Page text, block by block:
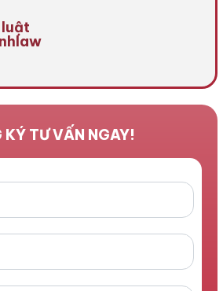
KÝ TƯ VẤN NGAY!